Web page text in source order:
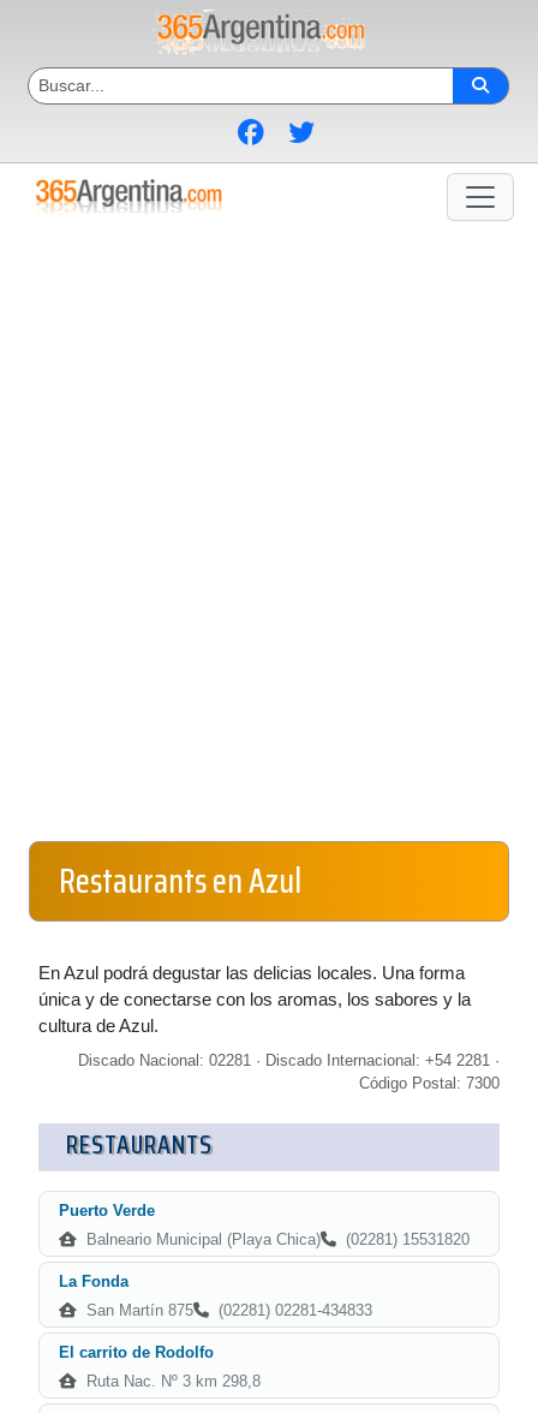
Restaurants en Azul
En Azul podrá degustar las delicias locales. Una forma
única y de conectarse con los aromas, los sabores y la
cultura de Azul.
Discado Nacional: 02281 · Discado Internacional: +54 2281 ·
Código Postal: 7300
RESTAURANTS
Puerto Verde
Balneario Municipal (Playa Chica)
(02281) 15531820
La Fonda
San Martín 875
(02281) 02281-434833
El carrito de Rodolfo
Ruta Nac. Nº 3 km 298,8